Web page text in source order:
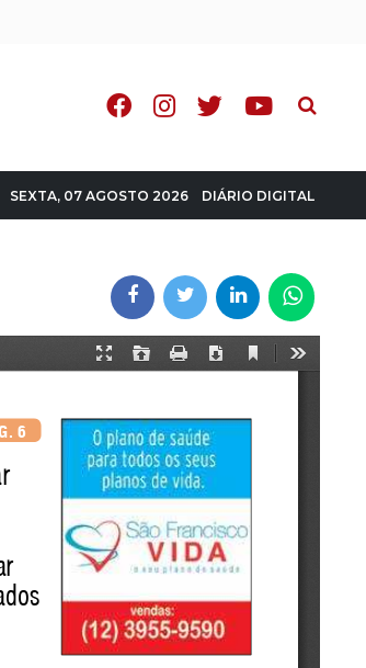
Pesquisa
SEXTA, 07 AGOSTO 2026 DIÁRIO DIGITAL